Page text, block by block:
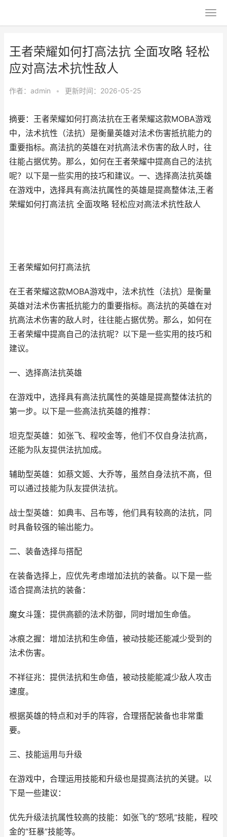
王者荣耀如何打高法抗 全面攻略 轻松
应对高法术抗性敌人
作者： admin • 更新时间：2026-05-25
摘要：王者荣耀如何打高法抗在王者荣耀这款MOBA游戏
中，法术抗性（法抗）是衡量英雄对法术伤害抵抗能力的
重要指标。高法抗的英雄在对抗高法术伤害的敌人时，往
往能占据优势。那么，如何在王者荣耀中提高自己的法抗
呢？以下是一些实用的技巧和建议。一、选择高法抗英雄
在游戏中，选择具有高法抗属性的英雄是提高整体法,王者
荣耀如何打高法抗 全面攻略 轻松应对高法术抗性敌人
王者荣耀如何打高法抗
在王者荣耀这款MOBA游戏中，法术抗性（法抗）是衡量
英雄对法术伤害抵抗能力的重要指标。高法抗的英雄在对
抗高法术伤害的敌人时，往往能占据优势。那么，如何在
王者荣耀中提高自己的法抗呢？以下是一些实用的技巧和
建议。
一、选择高法抗英雄
在游戏中，选择具有高法抗属性的英雄是提高整体法抗的
第一步。以下是一些高法抗英雄的推荐：
坦克型英雄：如张飞、程咬金等，他们不仅自身法抗高，
还能为队友提供法抗加成。
辅助型英雄：如蔡文姬、大乔等，虽然自身法抗不高，但
可以通过技能为队友提供法抗。
战士型英雄：如典韦、吕布等，他们具有较高的法抗，同
时具备较强的输出能力。
二、装备选择与搭配
在装备选择上，应优先考虑增加法抗的装备。以下是一些
适合提高法抗的装备：
魔女斗篷：提供高额的法术防御，同时增加生命值。
冰痕之握：增加法抗和生命值，被动技能还能减少受到的
法术伤害。
不祥征兆：提供法抗和生命值，被动技能能减少敌人攻击
速度。
根据英雄的特点和对手的阵容，合理搭配装备也非常重
要。
三、技能运用与升级
在游戏中，合理运用技能和升级也是提高法抗的关键。以
下是一些建议：
优先升级法抗属性较高的技能：如张飞的“怒吼”技能，程咬
金的“狂暴”技能等。